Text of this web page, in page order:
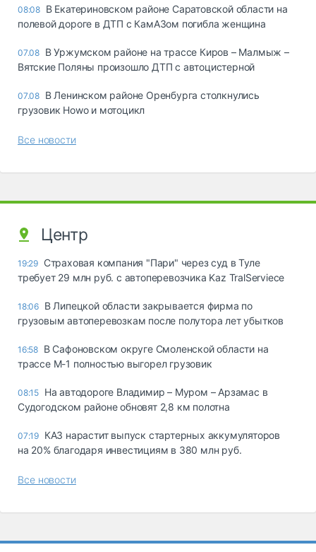
08:08 В Екатериновском районе Саратовской области на
полевой дороге в ДТП с КамАЗом погибла женщина
07.08 В Уржумском районе на трассе Киров – Малмыж –
Вятские Поляны произошло ДТП с автоцистерной
07.08 В Ленинском районе Оренбурга столкнулись
грузовик Howo и мотоцикл
Все новости
Центр
19:29 Страховая компания "Пари" через суд в Туле
требует 29 млн руб. с автоперевозчика Kaz TralServiece
18:06 В Липецкой области закрывается фирма по
грузовым автоперевозкам после полутора лет убытков
16:58 В Сафоновском округе Смоленской области на
трассе М-1 полностью выгорел грузовик
08:15 На автодороге Владимир – Муром – Арзамас в
Судогодском районе обновят 2,8 км полотна
07:19 КАЗ нарастит выпуск стартерных аккумуляторов
на 20% благодаря инвестициям в 380 млн руб.
Все новости